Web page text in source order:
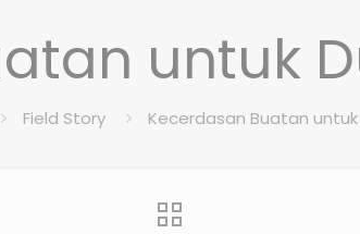
untuk
Field Story Kecerdasan Buatan